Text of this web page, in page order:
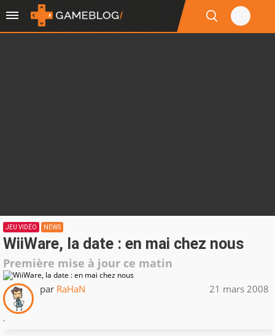
JEU VIDÉO NEWS
WiiWare, la date : en mai chez nous
Première mise à jour ce matin
par RaHaN 21 mars 2008
.